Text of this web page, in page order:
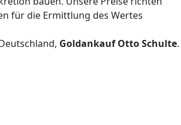
für die Ermittlung des Wertes
Goldankauf Otto Schulte.